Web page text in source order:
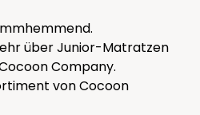
über Junior-Matratzen
Company.
von Cocoon